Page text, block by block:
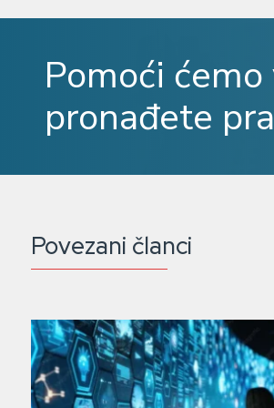
Pomoći
pronađete
Povezani članci